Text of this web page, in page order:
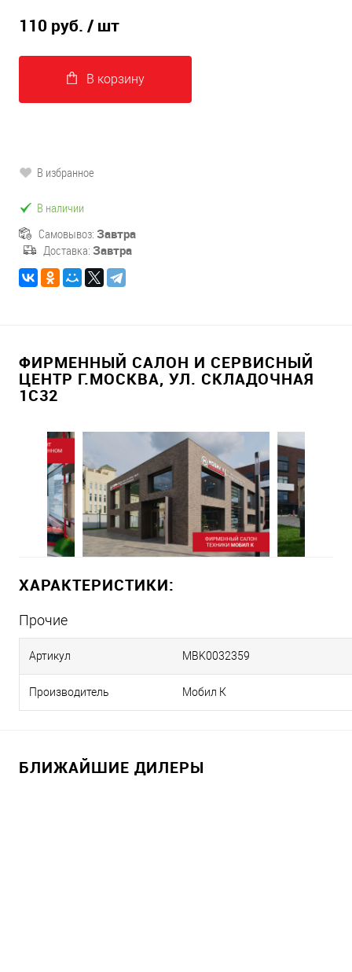
110 руб. / шт
В корзину
В избранное
В наличии
Самовывоз: Завтра
Доставка: Завтра
ФИРМЕННЫЙ САЛОН И СЕРВИСНЫЙ
ЦЕНТР Г.МОСКВА, УЛ. СКЛАДОЧНАЯ
1С32
ХАРАКТЕРИСТИКИ:
Прочие
Артикул MBK0032359
Производитель Мобил К
БЛИЖАЙШИЕ ДИЛЕРЫ